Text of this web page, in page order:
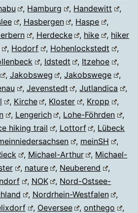
, Hamburg , Handewitt
,
, Hasbergen , Haspe
,
, Herdecke , hike , hiker
, Hodorf , Hohenlockstedt
,
, Idstedt , Itzehoe
,
, Jakobsweg ,Jakobswege
,
, Jevenstedt ,Jutlandica
,
, Kirche , Kloster , Kropp
,
, Lengerich , Lohe-Föhrden
,
hiking trail , Lottorf , Lübeck
, meinSH
,
, Michael-Arthur , Michael-
, nature , Neuberend
,
, NOK , Nord-Ostsee-
, Nordrhein-Westfalen
,
, Oeversee ,onthego
,